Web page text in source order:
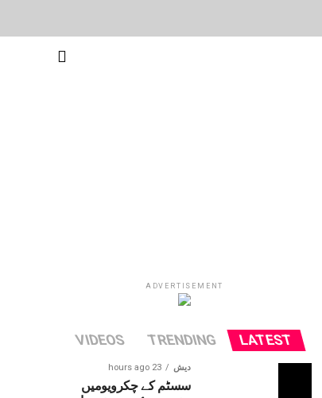
ADVERTISEMENT
LATEST
TRENDING
VIDEOS
دیش 23 hours ago
سسٹم کے چکرویومیں